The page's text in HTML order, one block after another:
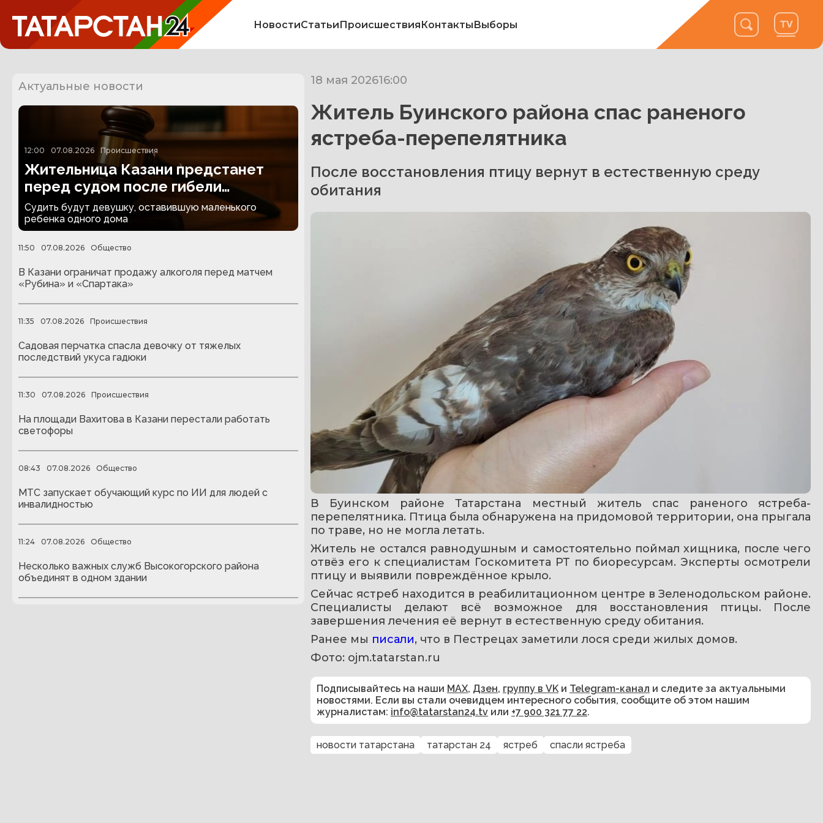
НовостиСтатьиПроисшествияКонтактыВыборы
Актуальные новости
12:00 07.08.2026 Происшествия
Жительница Казани предстанет
перед судом после гибели
полуторагодовалого сына
Судить будут девушку, оставившую маленького
ребенка одного дома
11:50 07.08.2026 Общество
В Казани ограничат продажу алкоголя перед матчем
«Рубина» и «Спартака»
11:35 07.08.2026 Происшествия
Садовая перчатка спасла девочку от тяжелых
последствий укуса гадюки
11:30 07.08.2026 Происшествия
На площади Вахитова в Казани перестали работать
светофоры
08:43 07.08.2026 Общество
МТС запускает обучающий курс по ИИ для людей с
инвалидностью
11:24 07.08.2026 Общество
Несколько важных служб Высокогорского района
объединят в одном здании
18 мая 202616:00
Житель Буинского района спас раненого
ястреба-перепелятника
После восстановления птицу вернут в естественную среду
обитания
В Буинском районе Татарстана местный житель спас раненого ястреба-
перепелятника. Птица была обнаружена на придомовой территории, она прыгала
по траве, но не могла летать.
Житель не остался равнодушным и самостоятельно поймал хищника, после чего
отвёз его к специалистам Госкомитета РТ по биоресурсам. Эксперты осмотрели
птицу и выявили повреждённое крыло.
Сейчас ястреб находится в реабилитационном центре в Зеленодольском районе.
Специалисты делают всё возможное для восстановления птицы. После
завершения лечения её вернут в естественную среду обитания.
Ранее мы писали, что в Пестрецах заметили лося среди жилых домов.
Фото: ojm.tatarstan.ru
Подписывайтесь на наши MAX, Дзен, группу в VK и Telegram-канал и следите за актуальными
новостями. Если вы стали очевидцем интересного события, сообщите об этом нашим
журналистам: info@tatarstan24.tv или +7 900 321 77 22.
новости татарстана татарстан 24 ястреб спасли ястреба